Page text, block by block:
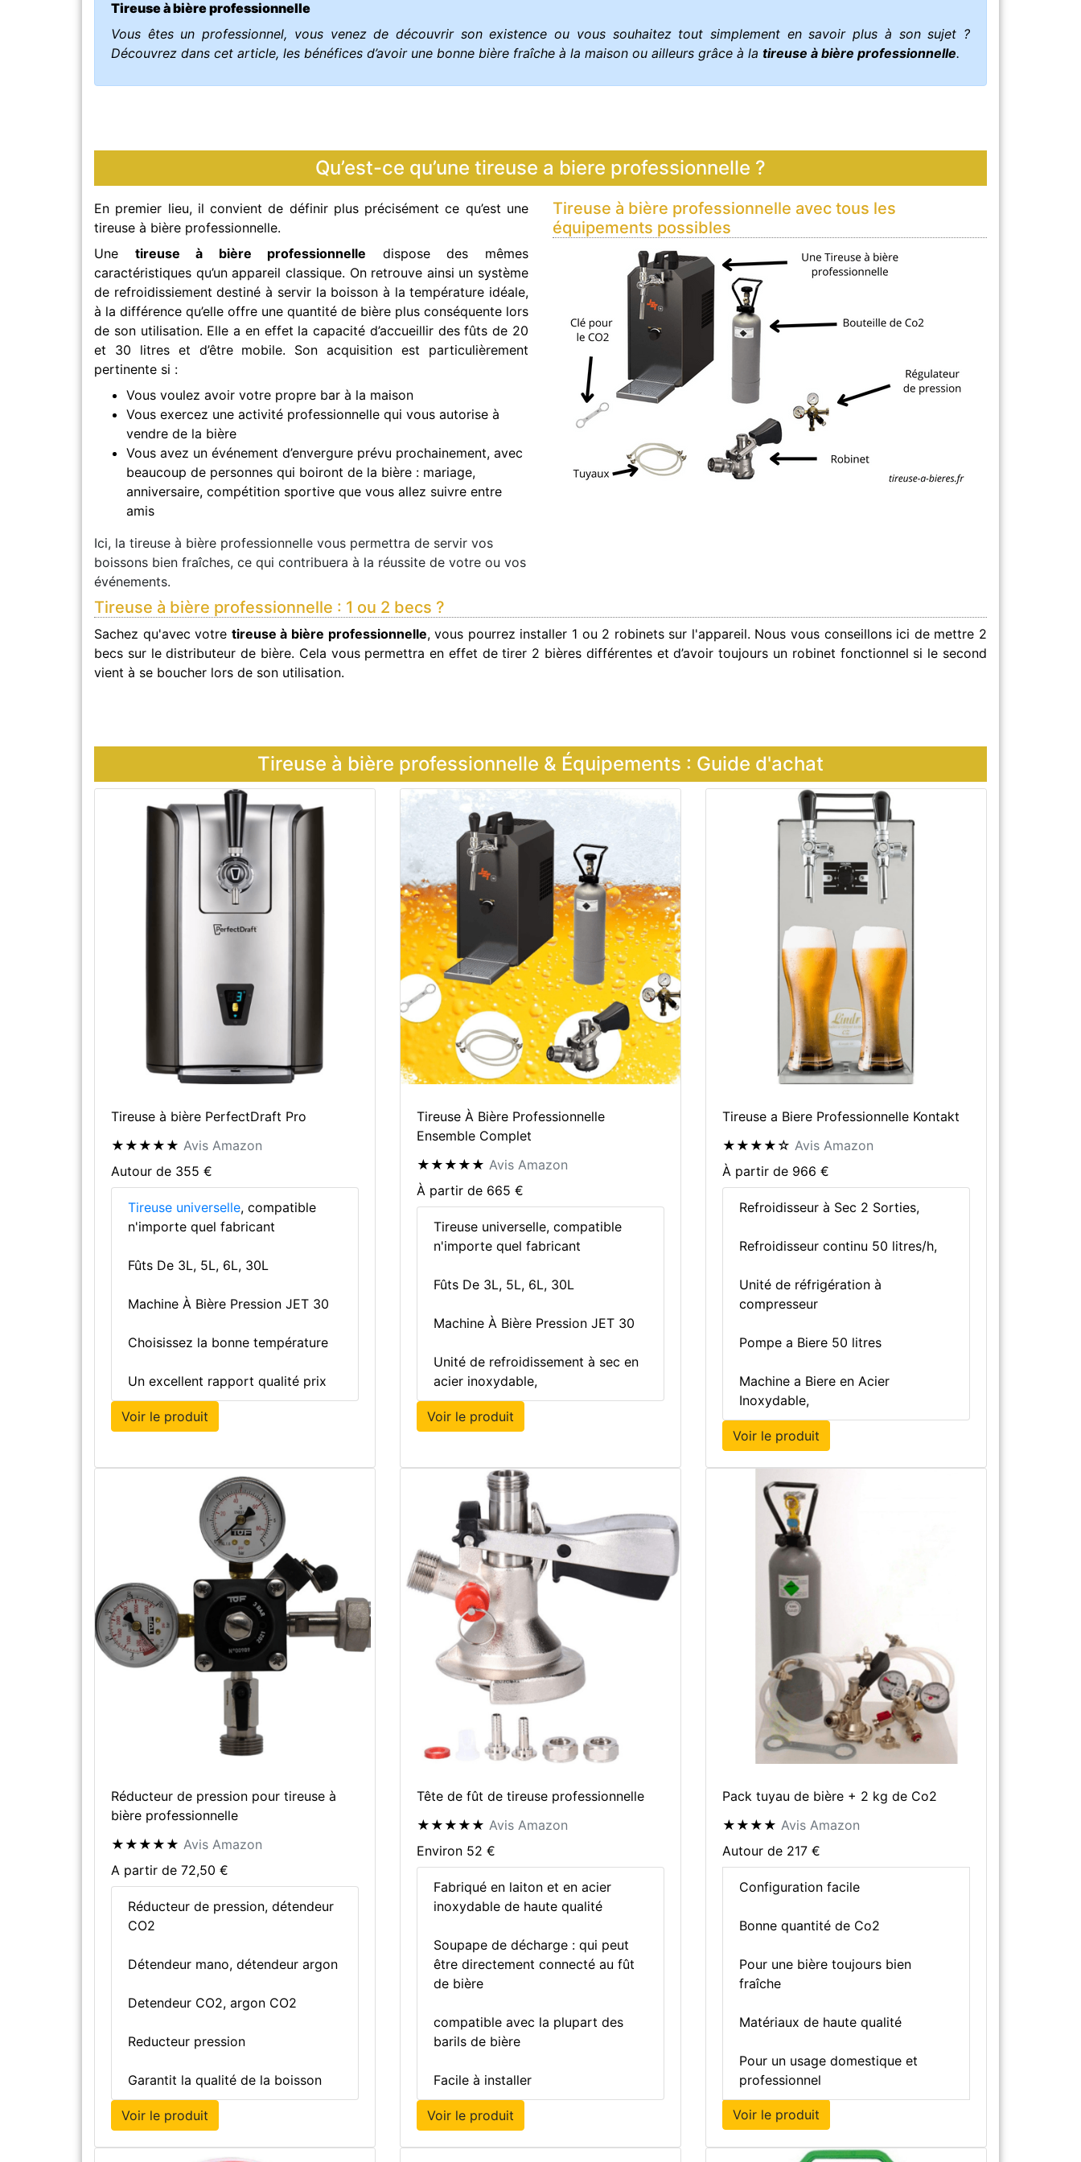
Tireuse à bière professionnelle
Vous êtes un professionnel, vous venez de découvrir son existence ou vous souhaitez tout simplement en savoir plus à son sujet ?
Découvrez dans cet article, les bénéfices d’avoir une bonne bière fraîche à la maison ou ailleurs grâce à la tireuse à bière professionnelle.
Qu’est-ce qu’une tireuse a biere professionnelle ?
En premier lieu, il convient de définir plus précisément ce qu’est une
tireuse à bière professionnelle.
Une tireuse à bière professionnelle dispose des mêmes
caractéristiques qu’un appareil classique. On retrouve ainsi un système
de refroidissiement destiné à servir la boisson à la température idéale,
à la différence qu’elle offre une quantité de bière plus conséquente lors
de son utilisation. Elle a en effet la capacité d’accueillir des fûts de 20
et 30 litres et d’être mobile. Son acquisition est particulièrement
pertinente si :
Vous voulez avoir votre propre bar à la maison
Vous exercez une activité professionnelle qui vous autorise à
vendre de la bière
Vous avez un événement d’envergure prévu prochainement, avec
beaucoup de personnes qui boiront de la bière : mariage,
anniversaire, compétition sportive que vous allez suivre entre
amis
Ici, la tireuse à bière professionnelle vous permettra de servir vos
boissons bien fraîches, ce qui contribuera à la réussite de votre ou vos
événements.
Tireuse à bière professionnelle avec tous les
équipements possibles
Tireuse à bière professionnelle : 1 ou 2 becs ?
Sachez qu'avec votre tireuse à bière professionnelle, vous pourrez installer 1 ou 2 robinets sur l'appareil. Nous vous conseillons ici de mettre 2
becs sur le distributeur de bière. Cela vous permettra en effet de tirer 2 bières différentes et d’avoir toujours un robinet fonctionnel si le second
vient à se boucher lors de son utilisation.
Tireuse à bière professionnelle & Équipements : Guide d'achat
Tireuse à bière PerfectDraft Pro
★★★★★ Avis Amazon
Autour de 355 €
Tireuse universelle, compatible
n'importe quel fabricant
Fûts De 3L, 5L, 6L, 30L
Machine À Bière Pression JET 30
Choisissez la bonne température
Un excellent rapport qualité prix
Voir le produit
Tireuse À Bière Professionnelle
Ensemble Complet
★★★★★ Avis Amazon
À partir de 665 €
Tireuse universelle, compatible
n'importe quel fabricant
Fûts De 3L, 5L, 6L, 30L
Machine À Bière Pression JET 30
Unité de refroidissement à sec en
acier inoxydable,
Voir le produit
Tireuse a Biere Professionnelle Kontakt
★★★★☆ Avis Amazon
À partir de 966 €
Refroidisseur à Sec 2 Sorties,
Refroidisseur continu 50 litres/h,
Unité de réfrigération à
compresseur
Pompe a Biere 50 litres
Machine a Biere en Acier
Inoxydable,
Voir le produit
Réducteur de pression pour tireuse à
bière professionnelle
★★★★★ Avis Amazon
A partir de 72,50 €
Réducteur de pression, détendeur
CO2
Détendeur mano, détendeur argon
Detendeur CO2, argon CO2
Reducteur pression
Garantit la qualité de la boisson
Voir le produit
Tête de fût de tireuse professionnelle
★★★★★ Avis Amazon
Environ 52 €
Fabriqué en laiton et en acier
inoxydable de haute qualité
Soupape de décharge : qui peut
être directement connecté au fût
de bière
compatible avec la plupart des
barils de bière
Facile à installer
Voir le produit
Pack tuyau de bière + 2 kg de Co2
★★★★ Avis Amazon
Autour de 217 €
Configuration facile
Bonne quantité de Co2
Pour une bière toujours bien
fraîche
Matériaux de haute qualité
Pour un usage domestique et
professionnel
Voir le produit